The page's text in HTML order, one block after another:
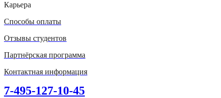
Карьера
Способы оплаты
Отзывы студентов
Партнёрская программа
Контактная информация
7-495-127-10-45